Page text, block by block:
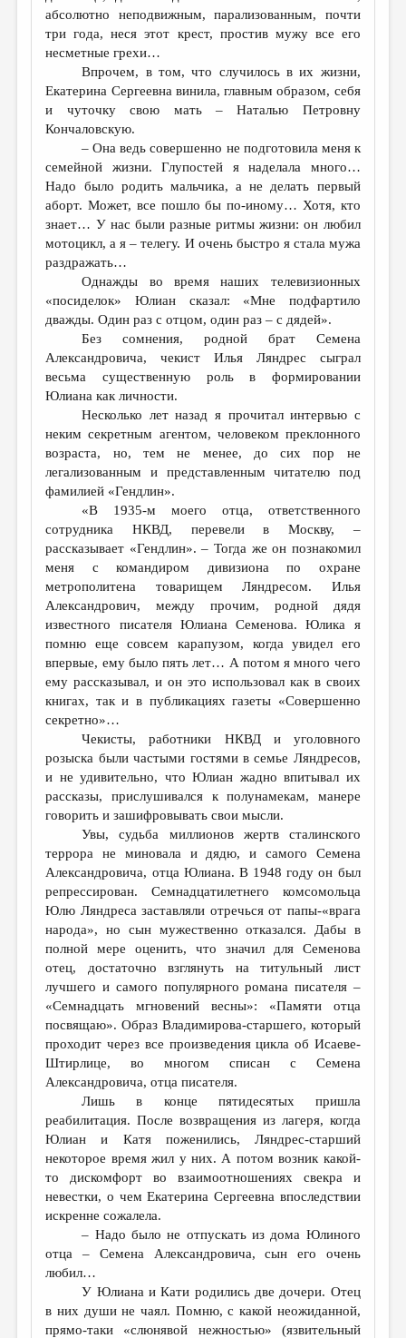
абсолютно неподвижным, парализованным, почти
три года, неся этот крест, простив мужу все его
несметные грехи…
Впрочем, в том, что случилось в их жизни,
Екатерина Сергеевна винила, главным образом, себя
и чуточку свою мать – Наталью Петровну
Кончаловскую.
– Она ведь совершенно не подготовила меня к
семейной жизни. Глупостей я наделала много…
Надо было родить мальчика, а не делать первый
аборт. Может, все пошло бы по-иному… Хотя, кто
знает… У нас были разные ритмы жизни: он любил
мотоцикл, а я – телегу. И очень быстро я стала мужа
раздражать…
Однажды во время наших телевизионных
«посиделок» Юлиан сказал: «Мне подфартило
дважды. Один раз с отцом, один раз – с дядей».
Без сомнения, родной брат Семена
Александровича, чекист Илья Ляндрес сыграл
весьма существенную роль в формировании
Юлиана как личности.
Несколько лет назад я прочитал интервью с
неким секретным агентом, человеком преклонного
возраста, но, тем не менее, до сих пор не
легализованным и представленным читателю под
фамилией «Гендлин».
«В 1935-м моего отца, ответственного
сотрудника НКВД, перевели в Москву, –
рассказывает «Гендлин». – Тогда же он познакомил
меня с командиром дивизиона по охране
метрополитена товарищем Ляндресом. Илья
Александрович, между прочим, родной дядя
известного писателя Юлиана Семенова. Юлика я
помню еще совсем карапузом, когда увидел его
впервые, ему было пять лет… А потом я много чего
ему рассказывал, и он это использовал как в своих
книгах, так и в публикациях газеты «Совершенно
секретно»…
Чекисты, работники НКВД и уголовного
розыска были частыми гостями в семье Ляндресов,
и не удивительно, что Юлиан жадно впитывал их
рассказы, прислушивался к полунамекам, манере
говорить и зашифровывать свои мысли.
Увы, судьба миллионов жертв сталинского
террора не миновала и дядю, и самого Семена
Александровича, отца Юлиана. В 1948 году он был
репрессирован. Семнадцатилетнего комсомольца
Юлю Ляндреса заставляли отречься от папы-«врага
народа», но сын мужественно отказался. Дабы в
полной мере оценить, что значил для Семенова
отец, достаточно взглянуть на титульный лист
лучшего и самого популярного романа писателя –
«Семнадцать мгновений весны»: «Памяти отца
посвящаю». Образ Владимирова-старшего, который
проходит через все произведения цикла об Исаеве-
Штирлице, во многом списан с Семена
Александровича, отца писателя.
Лишь в конце пятидесятых пришла
реабилитация. После возвращения из лагеря, когда
Юлиан и Катя поженились, Ляндрес-старший
некоторое время жил у них. А потом возник какой-
то дискомфорт во взаимоотношениях свекра и
невестки, о чем Екатерина Сергеевна впоследствии
искренне сожалела.
– Надо было не отпускать из дома Юлиного
отца – Семена Александровича, сын его очень
любил…
У Юлиана и Кати родились две дочери. Отец
в них души не чаял. Помню, с какой неожиданной,
прямо-таки «слюнявой нежностью» (язвительный